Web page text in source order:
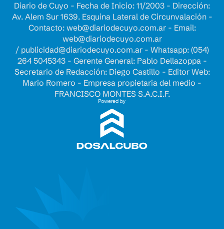
Diario de Cuyo - Fecha de Inicio: 11/2003 - Dirección:
Av. Alem Sur 1639. Esquina Lateral de Circunvalación -
Contacto: web@diariodecuyo.com.ar- Email:
web@diariodecuyo.com.ar
/ publicidad@diariodecuyo.com.ar- Whatsapp: (054)
264 5045343 - Gerente General: Pablo Dellazoppa -
Secretario de Redacción: Diego Castillo - Editor Web:
Mario Romero - Empresa propietaria del medio -
FRANCISCO MONTES S.A.C.I.F.